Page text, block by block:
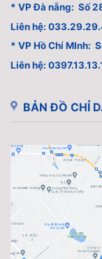
* VP Đà nẵng: Số
Liên hệ:
* VP Hồ Chí MInh:
Liên hệ:
BẢN ĐỒ CHỈ